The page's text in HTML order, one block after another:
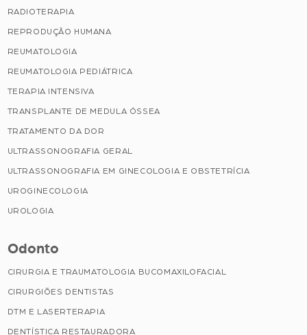
RADIOTERAPIA
REPRODUÇÃO HUMANA
REUMATOLOGIA
REUMATOLOGIA PEDIÁTRICA
TERAPIA INTENSIVA
TRANSPLANTE DE MEDULA ÓSSEA
TRATAMENTO DA DOR
ULTRASSONOGRAFIA GERAL
ULTRASSONOGRAFIA EM GINECOLOGIA E OBSTETRÍCIA
UROGINECOLOGIA
UROLOGIA
Odonto
CIRURGIA E TRAUMATOLOGIA BUCOMAXILOFACIAL
CIRURGIÕES DENTISTAS
DTM E LASERTERAPIA
DENTÍSTICA RESTAURADORA